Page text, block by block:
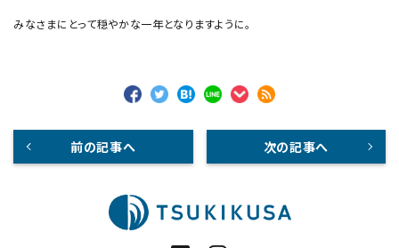
みなさまにとって穏やかな一年となりますように。
前の記事へ 次の記事へ